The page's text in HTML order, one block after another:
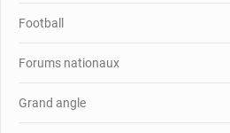
Football
Forums nationaux
Grand angle